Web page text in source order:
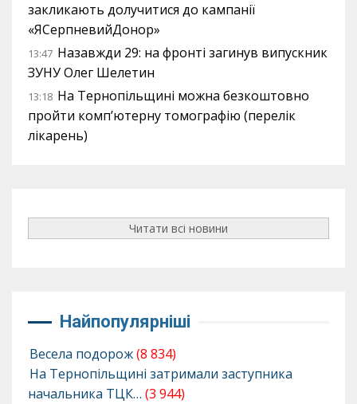
закликають долучитися до кампанії
«ЯСерпневийДонор»
13:47 Назавжди 29: на фронті загинув випускник
ЗУНУ Олег Шелетин
13:18 На Тернопільщині можна безкоштовно
пройти комп’ютерну томографію (перелік
лікарень)
Читати всі новини
Найпопулярніші
Весела подорож(8 834)
На Тернопільщині затримали заступника
начальника ТЦК… (3 944)